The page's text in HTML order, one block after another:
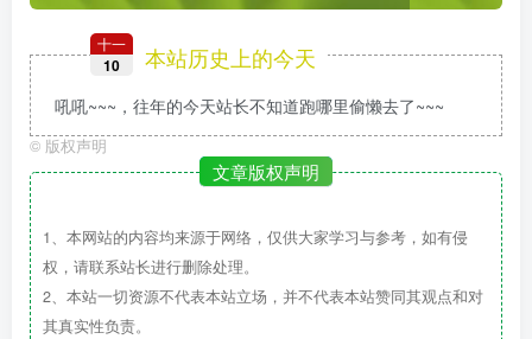
十一
10 本站历史上的今天
吼吼~~~，往年的今天站长不知道跑哪里偷懒去了~~~
© 版权声明
文章版权声明
1、本网站的内容均来源于网络，仅供大家学习与参考，如有侵
权，请联系站长进行删除处理。
2、本站一切资源不代表本站立场，并不代表本站赞同其观点和对
其真实性负责。